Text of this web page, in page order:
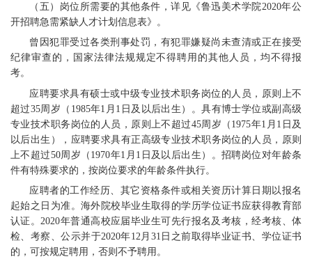
（五）岗位所需要的其他条件，详见《鲁迅美术学院2020年公
开招聘急需紧缺人才计划信息表》。
曾因犯罪受过各类刑事处罚，有犯罪嫌疑尚未查清或正在接受
纪律审查的，国家法律法规规定不得聘用的其他人员，均不得报
考。
应聘要求具有硕士或中级专业技术职务岗位的人员，原则上不
超过35周岁（1985年1月1日及以后出生）。具有博士学位或副高级
专业技术职务岗位的人员，原则上不超过45周岁（1975年1月1日及
以后出生），应聘要求具有正高级专业技术职务岗位的人员，原则
上不超过50周岁（1970年1月1日及以后出生）。招聘岗位对年龄条
件有特殊要求的，按岗位要求的年龄条件执行。
应聘者的工作经历、其它资格条件或相关资历计算日期以报名
起始之日为准。海外院校毕业生取得的学历学位证书应获得教育部
认证。2020年普通高校应届毕业生可先行报名及考核，经考核、体
检、考察、公示并于2020年12月31日之前取得毕业证书、学位证书
的，可按规定聘用，否则不予聘用。